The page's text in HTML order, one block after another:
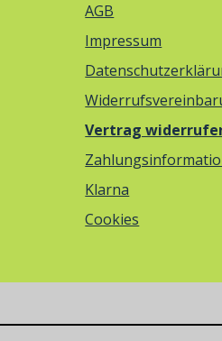
AGB
Impressum
Vertrag
Klarna
Cookies